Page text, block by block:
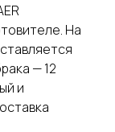
На
— 12
и